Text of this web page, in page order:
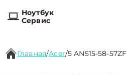
Ноутбук
Сервис
Главная/Acer/5 AN515-58-57ZF